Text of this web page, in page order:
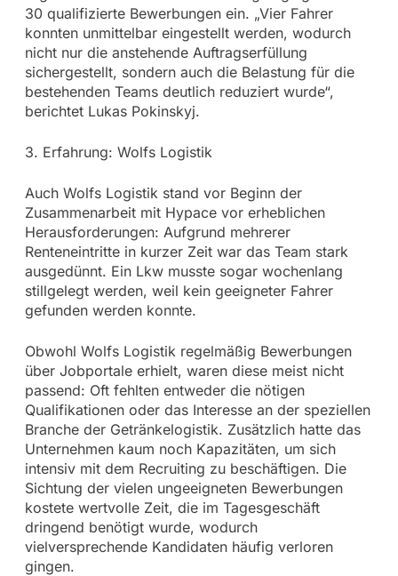
30 qualifizierte Bewerbungen ein. „Vier Fahrer
konnten unmittelbar eingestellt werden, wodurch
nicht nur die anstehende Auftragserfüllung
sichergestellt, sondern auch die Belastung für die
bestehenden Teams deutlich reduziert wurde“,
berichtet Lukas Pokinskyj.
3. Erfahrung: Wolfs Logistik
Auch Wolfs Logistik stand vor Beginn der
Zusammenarbeit mit Hypace vor erheblichen
Herausforderungen: Aufgrund mehrerer
Renteneintritte in kurzer Zeit war das Team stark
ausgedünnt. Ein Lkw musste sogar wochenlang
stillgelegt werden, weil kein geeigneter Fahrer
gefunden werden konnte.
Obwohl Wolfs Logistik regelmäßig Bewerbungen
über Jobportale erhielt, waren diese meist nicht
passend: Oft fehlten entweder die nötigen
Qualifikationen oder das Interesse an der speziellen
Branche der Getränkelogistik. Zusätzlich hatte das
Unternehmen kaum noch Kapazitäten, um sich
intensiv mit dem Recruiting zu beschäftigen. Die
Sichtung der vielen ungeeigneten Bewerbungen
kostete wertvolle Zeit, die im Tagesgeschäft
dringend benötigt wurde, wodurch
vielversprechende Kandidaten häufig verloren
gingen.